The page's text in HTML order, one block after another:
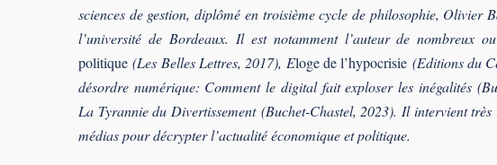
sciences de gestion, diplômé en troisième cycle de philosophie, Olivier
l’université de Bordeaux. Il est notamment l’auteur de nombreux
politique (Les Belles Lettres, 2017), Eloge de l’hypocrisie (Editions du
désordre numérique: Comment le digital fait exploser les inégalités
La Tyrannie du Divertissement (Buchet-Chastel, 2023). Il intervient très
médias pour décrypter l’actualité économique et politique.